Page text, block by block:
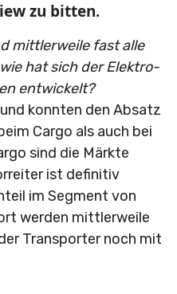
zu bitten.
mittlerweile fast alle
hat sich der Elektro-
entwickelt?
konnten den Absatz
Cargo als auch bei
sind die Märkte
ist definitiv
im Segment von
werden mittlerweile
Transporter noch mit